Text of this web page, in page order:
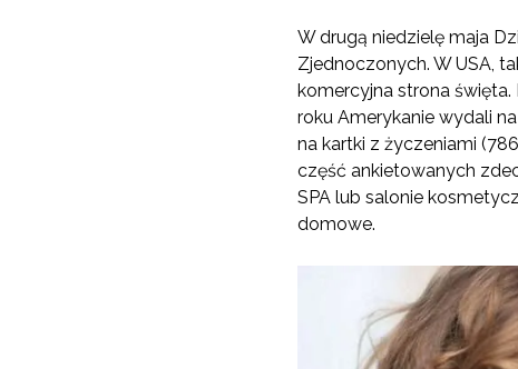
W drugą niedzielę maja
Zjednoczonych. W USA,
komercyjna strona
roku Amerykanie wydali
na kartki z życzeniami
część ankietowanych
SPA lub salonie
domowe.